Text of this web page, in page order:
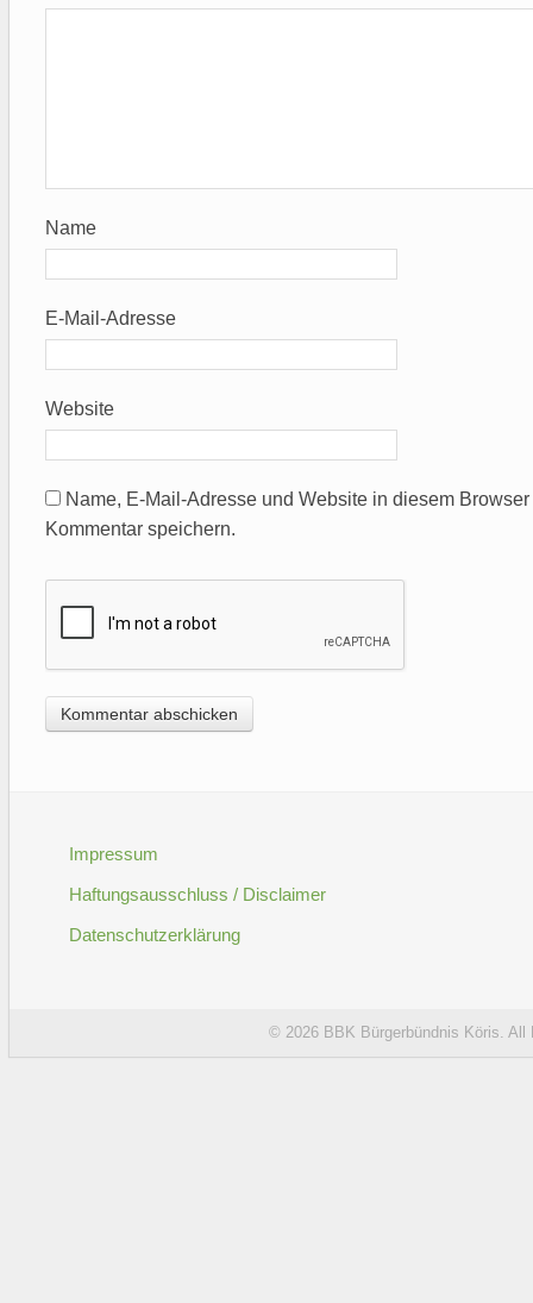
Name
E-Mail-Adresse
Website
Name, E-Mail-Adresse und Website in diesem
Kommentar speichern.
Impressum
Haftungsausschluss / Disclaimer
Datenschutzerklärung
© 2026 BBK Bürgerbündnis Köris. All